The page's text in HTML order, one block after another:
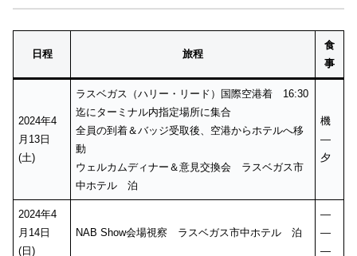
日程 旅程
食
事
2024年4
月13日
(土)
ラスベガス（ハリー・リード）国際空港着 16:30
迄にターミナル内指定場所に集合
全員の到着＆バッジ受取後、空港からホテルへ移
動
ウェルカムディナー＆意見交換会 ラスベガス市
中ホテル 泊
機
—
夕
2024年4
月14日
(日)
NAB Show会場視察 ラスベガス市中ホテル 泊
—
—
—